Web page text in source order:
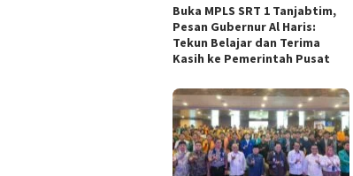
Buka MPLS SRT 1 Tanjabtim,
Pesan Gubernur Al Haris:
Tekun Belajar dan Terima
Kasih ke Pemerintah Pusat